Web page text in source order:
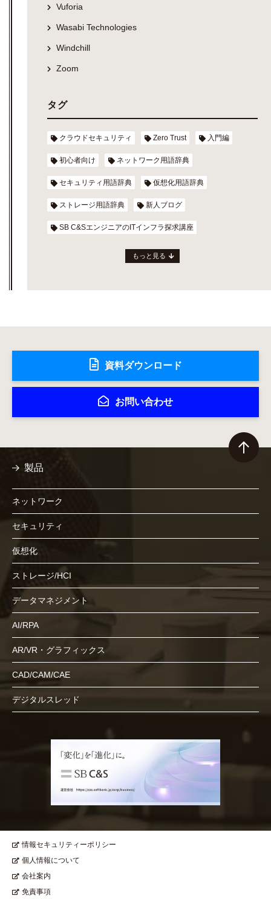
Vuforia
Wasabi Technologies
Windchill
Zoom
タグ
クラウドセキュリティ Zero Trust 入門編
初心者向け ネットワーク用語辞典
セキュリティ用語辞典 仮想化用語辞典
ストレージ用語辞典 新人ブログ
SB C&SエンジニアのITインフラ探求講座
もっと見る
資料ダウンロード
お問い合わせ
製品
ネットワーク
セキュリティ
仮想化
ストレージ/HCI
データマネジメント
AI/RPA
AR/VR・グラフィックス
CAD/CAM/CAE
デジタルスレッド
情報セキュリティーポリシー
個人情報について
会社案内
免責事項